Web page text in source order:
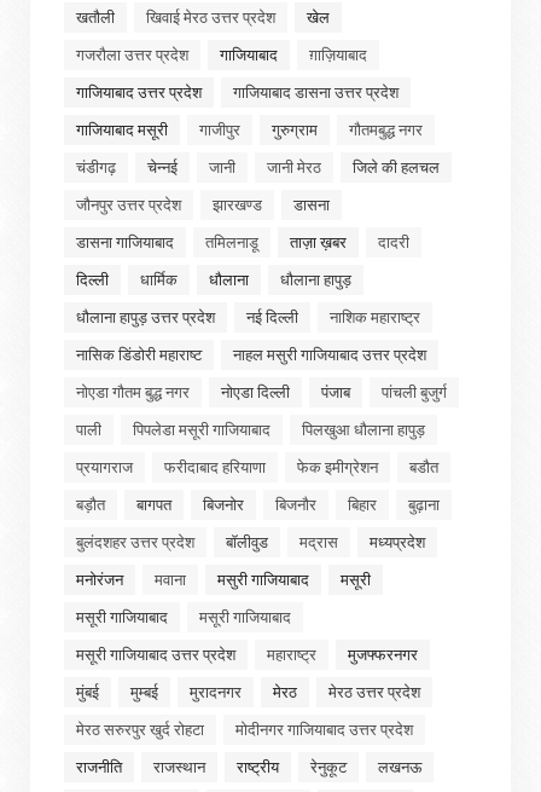
खतौली खिवाई मेरठ उत्तर प्रदेश
खेल
गजरौला उत्तर प्रदेश
गाजियाबाद
ग़ाज़ियाबाद
गाजियाबाद उत्तर प्रदेश
गाजियाबाद डासना उत्तर प्रदेश
गाजियाबाद मसूरी
गाजीपुर गुरुग्राम
गौतमबुद्ध नगर
चंडीगढ़
चेन्नई जानी जानी मेरठ
जिले की हलचल
जौनपुर उत्तर प्रदेश
झारखण्ड
डासना
डासना गाजियाबाद
तमिलनाडू ताज़ा ख़बर
दादरी
दिल्ली
धार्मिक धौलाना
धौलाना हापुड़
धौलाना हापुड़ उत्तर प्रदेश
नई दिल्ली
नाशिक महाराष्ट्र
नासिक डिंडोरी महाराष्ट
नाहल मसुरी गाजियाबाद उत्तर प्रदेश
नोएडा गौतम बुद्ध नगर
नोएडा दिल्ली पंजाब
पांचली बुजुर्ग
पाली
पिपलेडा मसूरी गाजियाबाद
पिलखुआ धौलाना हापुड़
प्रयागराज
फरीदाबाद हरियाणा फेक इमीग्रेशन
बडौत
बड़ौत
बागपत बिजनोर बिजनौर बिहार
बुढ़ाना
बुलंदशहर उत्तर प्रदेश
बॉलीवुड मद्रास
मध्यप्रदेश
मनोरंजन
मवाना मसुरी गाजियाबाद
मसूरी
मसूरी गाजियाबाद
मसूरी गाजियाबाद
मसूरी गाजियाबाद उत्तर प्रदेश
महाराष्ट्र
मुजफ्फरनगर
मुंबई
मुम्बई मुरादनगर मेरठ
मेरठ उत्तर प्रदेश
मेरठ सरुरपुर खुर्द रोहटा
मोदीनगर गाजियाबाद उत्तर प्रदेश
राजनीति
राजस्थान राष्ट्रीय रेनुकूट
लखनऊ